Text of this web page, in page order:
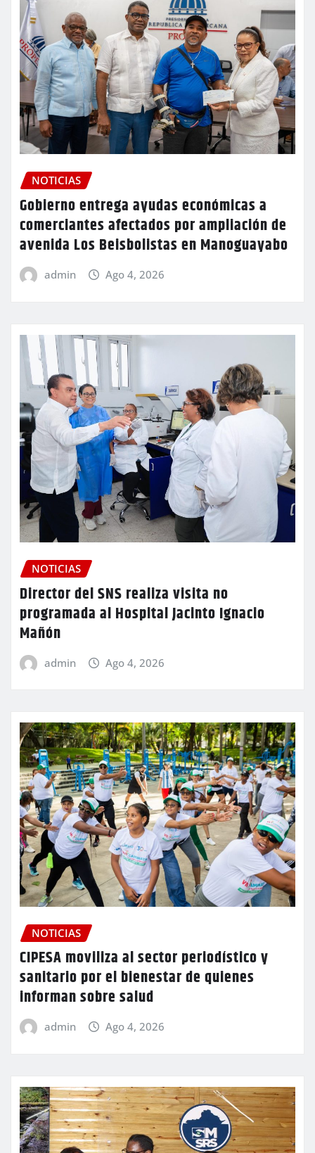
NOTICIAS
Gobierno entrega ayudas económicas a
comerciantes afectados por ampliación de
avenida Los Beisbolistas en Manoguayabo
admin Ago 4, 2026
NOTICIAS
Director del SNS realiza visita no
programada al Hospital Jacinto Ignacio
Mañón
admin Ago 4, 2026
NOTICIAS
CIPESA moviliza al sector periodístico y
sanitario por el bienestar de quienes
informan sobre salud
admin Ago 4, 2026